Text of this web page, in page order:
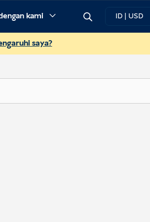
kami ID | USD
saya?